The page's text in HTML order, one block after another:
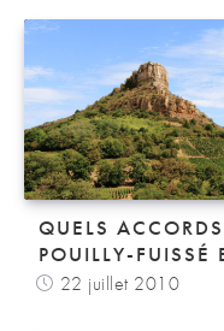
QUELS
POUILLY-FUISSÉ
22 juillet 2010